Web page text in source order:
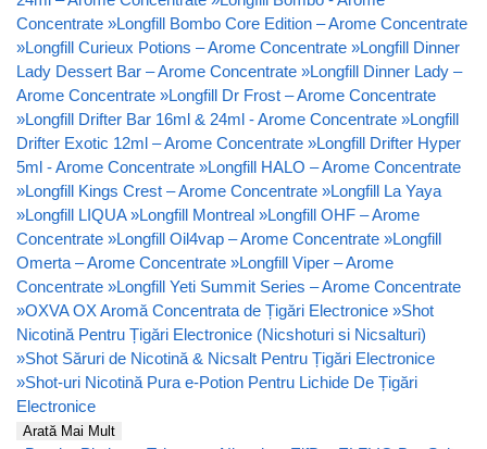
Concentrate »Longfill Bombo Core Edition – Arome Concentrate
»Longfill Curieux Potions – Arome Concentrate »Longfill Dinner
Lady Dessert Bar – Arome Concentrate »Longfill Dinner Lady –
Arome Concentrate »Longfill Dr Frost – Arome Concentrate
»Longfill Drifter Bar 16ml & 24ml - Arome Concentrate »Longfill
Drifter Exotic 12ml – Arome Concentrate »Longfill Drifter Hyper
5ml - Arome Concentrate »Longfill HALO – Arome Concentrate
»Longfill Kings Crest – Arome Concentrate »Longfill La Yaya
»Longfill LIQUA »Longfill Montreal »Longfill OHF – Arome
Concentrate »Longfill Oil4vap – Arome Concentrate »Longfill
Omerta – Arome Concentrate »Longfill Viper – Arome
Concentrate »Longfill Yeti Summit Series – Arome Concentrate
»OXVA OX Aromă Concentrata de Țigări Electronice »Shot
Nicotină Pentru Țigări Electronice (Nicshoturi si Nicsalturi)
»Shot Săruri de Nicotină & Nicsalt Pentru Țigări Electronice
»Shot-uri Nicotină Pura e-Potion Pentru Lichide De Țigări
Electronice
Arată Mai Mult